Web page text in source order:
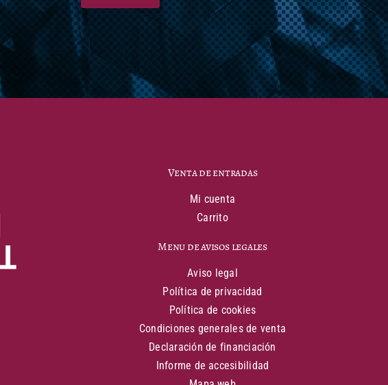
Venta de entradas
Mi cuenta
Carrito
Menu de avisos legales
Aviso legal
Política de privacidad
Política de cookies
Condiciones generales de venta
Declaración de financiación
Informe de accesibilidad